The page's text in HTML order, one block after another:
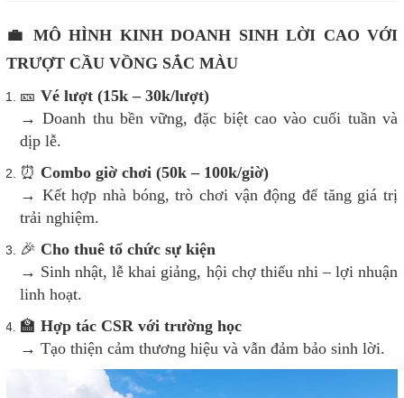
💼 MÔ HÌNH KINH DOANH SINH LỜI CAO VỚI
TRƯỢT CẦU VỒNG SẮC MÀU
🎫 Vé lượt (15k – 30k/lượt)
→ Doanh thu bền vững, đặc biệt cao vào cuối tuần và
dịp lễ.
⏰ Combo giờ chơi (50k – 100k/giờ)
→ Kết hợp nhà bóng, trò chơi vận động để tăng giá trị
trải nghiệm.
🎉 Cho thuê tổ chức sự kiện
→ Sinh nhật, lễ khai giảng, hội chợ thiếu nhi – lợi nhuận
linh hoạt.
🏫 Hợp tác CSR với trường học
→ Tạo thiện cảm thương hiệu và vẫn đảm bảo sinh lời.